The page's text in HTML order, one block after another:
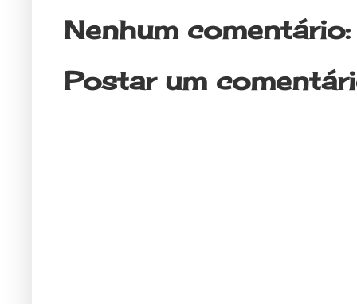
Nenhum comentário:
Postar um